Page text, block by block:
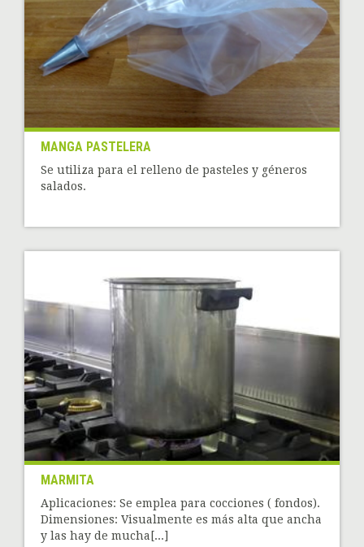
MANGA PASTELERA
Se utiliza para el relleno de pasteles y géneros
salados.
MARMITA
Aplicaciones: Se emplea para cocciones ( fondos).
Dimensiones: Visualmente es más alta que ancha
y las hay de mucha[...]